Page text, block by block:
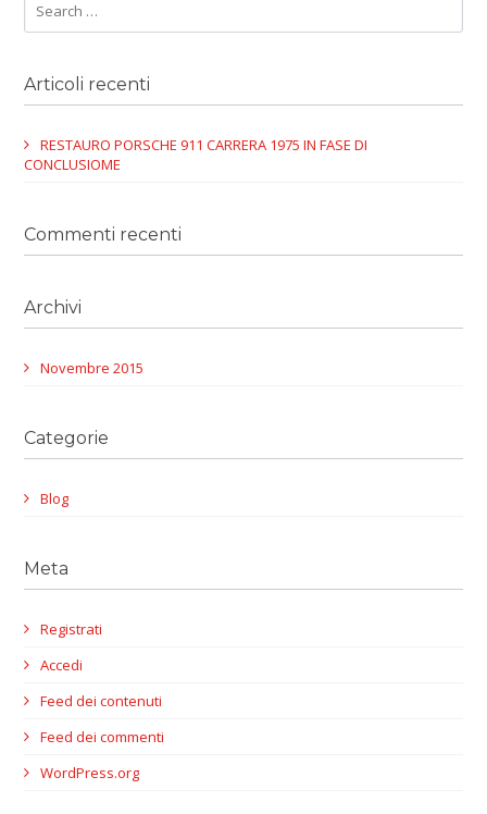
Articoli recenti
RESTAURO PORSCHE 911 CARRERA 1975 IN FASE DI
CONCLUSIOME
Commenti recenti
Archivi
Novembre 2015
Categorie
Blog
Meta
Registrati
Accedi
Feed dei contenuti
Feed dei commenti
WordPress.org